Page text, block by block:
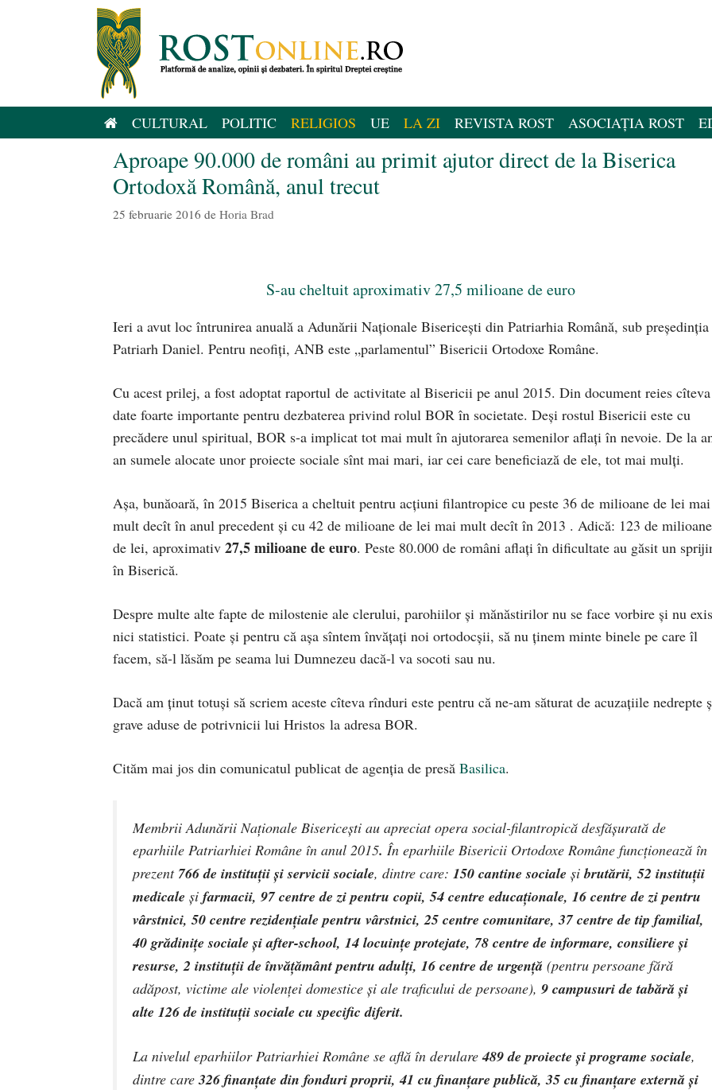
CULTURAL POLITIC RELIGIOS UE LA ZI REVISTA ROST ASOCIAȚIA ROST
Aproape 90.000 de români au primit ajutor direct de la Biserica
Ortodoxă Română, anul trecut
25 februarie 2016 de Horia Brad
S-au cheltuit aproximativ 27,5 milioane de euro
Ieri a avut loc întrunirea anuală a Adunării Naţionale Bisericeşti din Patriarhia Română, sub preşedinţia
Patriarh Daniel. Pentru neofiţi, ANB este „parlamentul” Bisericii Ortodoxe Române.
Cu acest prilej, a fost adoptat raportul de activitate al Bisericii pe anul 2015. Din document reies cîteva
date foarte importante pentru dezbaterea privind rolul BOR în societate. Deşi rostul Bisericii este cu
precădere unul spiritual, BOR s-a implicat tot mai mult în ajutorarea semenilor aflaţi în nevoie. De la
an sumele alocate unor proiecte sociale sînt mai mari, iar cei care beneficiază de ele, tot mai mulţi.
Aşa, bunăoară, în 2015 Biserica a cheltuit pentru acţiuni filantropice cu peste 36 de milioane de lei mai
mult decît în anul precedent şi cu 42 de milioane de lei mai mult decît în 2013 . Adică: 123 de milioane
de lei, aproximativ 27,5 milioane de euro. Peste 80.000 de români aflaţi în dificultate au găsit un
în Biserică.
Despre multe alte fapte de milostenie ale clerului, parohiilor şi mănăstirilor nu se face vorbire şi nu
nici statistici. Poate şi pentru că aşa sîntem învăţaţi noi ortodocşii, să nu ţinem minte binele pe care îl
facem, să-l lăsăm pe seama lui Dumnezeu dacă-l va socoti sau nu.
Dacă am ţinut totuşi să scriem aceste cîteva rînduri este pentru că ne-am săturat de acuzaţiile nedrepte
grave aduse de potrivnicii lui Hristos la adresa BOR.
Cităm mai jos din comunicatul publicat de agenţia de presă Basilica.
Membrii Adunării Naţionale Bisericeşti au apreciat opera social-filantropică desfăşurată de
eparhiile Patriarhiei Române în anul 2015. În eparhiile Bisericii Ortodoxe Române funcţionează în
prezent 766 de instituţii şi servicii sociale, dintre care: 150 cantine sociale şibrutării, 52 instituţii
medicale şi farmacii, 97 centre de zi pentru copii, 54 centre educaţionale, 16 centre de zi pentru
vârstnici, 50 centre rezidenţiale pentru vârstnici, 25 centre comunitare, 37 centre de tip familial,
40 grădiniţe sociale şi after-school, 14 locuinţe protejate, 78 centre de informare, consiliere şi
resurse, 2 instituţii de învăţământ pentru adulţi, 16 centre de urgenţă (pentru persoane fără
adăpost, victime ale violenţei domestice şi ale traficului de persoane), 9 campusuri de tabără şi
alte 126 de instituţii sociale cu specific diferit.
La nivelul eparhiilor Patriarhiei Române se află în derulare489 de proiecte şi programe sociale,
dintre care326 finanţate din fonduri proprii, 41 cu finanţare publică, 35 cu finanţare externă şi